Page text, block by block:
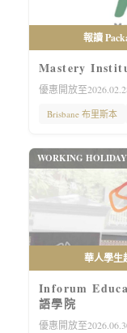
報讀
Mastery
優惠開放至
Brisbane 布里斯本
WORKING HOLIDAY
華人學生
Inforum
語學院
優惠開放至